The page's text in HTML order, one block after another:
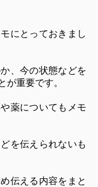
にとっておきまし
、今の状態などを
が重要です。
薬についてもメモ
を伝えられないも
伝える内容をまと